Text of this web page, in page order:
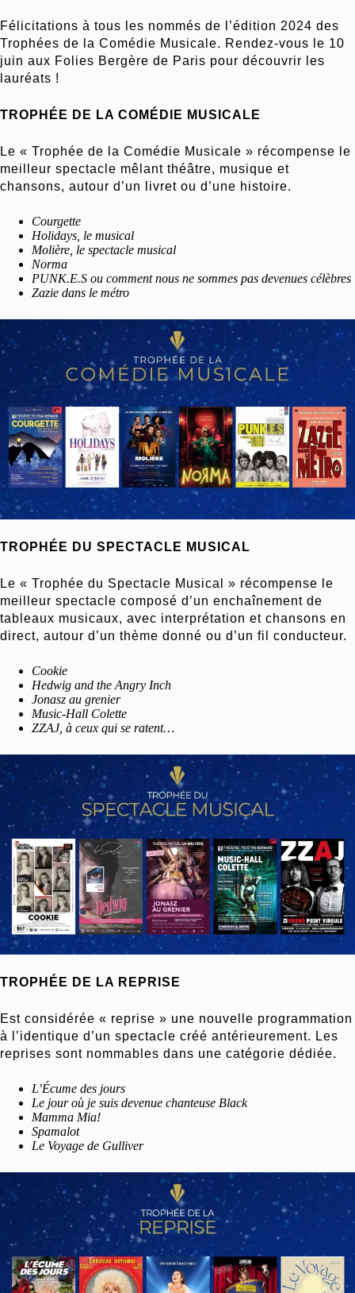
Félicitations à tous les nommés de l’édition 2024 des
Trophées de la Comédie Musicale. Rendez-vous le 10
juin aux Folies Bergère de Paris pour découvrir les
lauréats !
TROPHÉE DE LA COMÉDIE MUSICALE
Le « Trophée de la Comédie Musicale » récompense le
meilleur spectacle mêlant théâtre, musique et
chansons, autour d’un livret ou d’une histoire.
Courgette
Holidays, le musical
Molière, le spectacle musical
Norma
PUNK.E.S ou comment nous ne sommes pas devenues célèbres
Zazie dans le métro
TROPHÉE DU SPECTACLE MUSICAL
Le « Trophée du Spectacle Musical » récompense le
meilleur spectacle composé d’un enchaînement de
tableaux musicaux, avec interprétation et chansons en
direct, autour d’un thème donné ou d’un fil conducteur.
Cookie
Hedwig and the Angry Inch
Jonasz au grenier
Music-Hall Colette
ZZAJ, à ceux qui se ratent…
TROPHÉE DE LA REPRISE
Est considérée « reprise » une nouvelle programmation
à l’identique d’un spectacle créé antérieurement. Les
reprises sont nommables dans une catégorie dédiée.
L’Écume des jours
Le jour où je suis devenue chanteuse Black
Mamma Mia!
Spamalot
Le Voyage de Gulliver